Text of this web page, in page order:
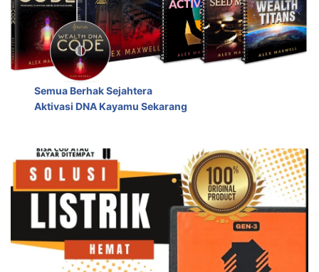
Semua Berhak Sejahtera
Aktivasi DNA Kayamu Sekarang